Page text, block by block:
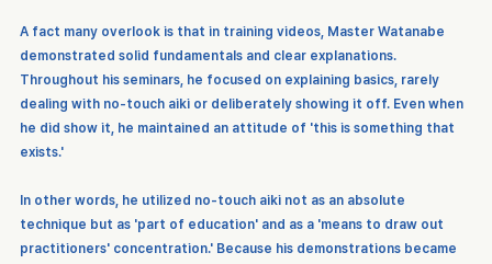
A fact many overlook is that in training videos, Master Watanabe
demonstrated solid fundamentals and clear explanations.
Throughout his seminars, he focused on explaining basics, rarely
dealing with no-touch aiki or deliberately showing it off. Even when
he did show it, he maintained an attitude of 'this is something that
exists.'
In other words, he utilized no-touch aiki not as an absolute
technique but as 'part of education' and as a 'means to draw out
practitioners' concentration.' Because his demonstrations became